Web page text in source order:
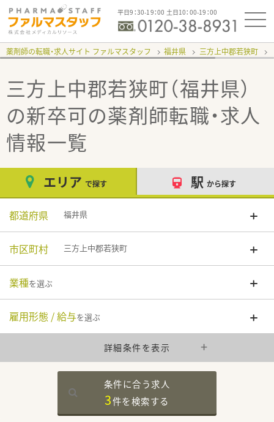
平日9：30-19：00 土日10：00-19：00
薬剤師の転職・求人サイト ファルマスタッフ 福井県 三方上中郡若狭町
三方上中郡若狭町（福井県）
の新卒可の薬剤師転職・求人
情報一覧
エリア で探す 駅 から探す
都道府県 福井県
市区町村 三方上中郡若狭町
業種を選ぶ
雇用形態 / 給与を選ぶ
詳細条件を表示
条件に合う求人
3件を検索する